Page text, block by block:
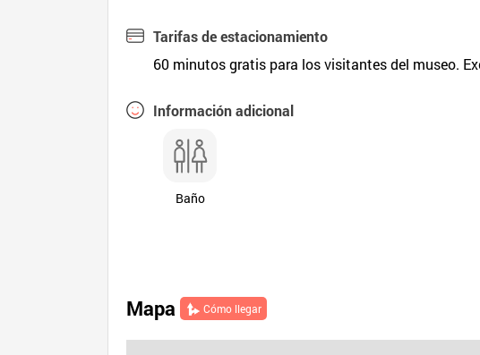
Tarifas de estacionamiento
60 minutos gratis para los visitantes del museo.
Información adicional
Baño
Mapa Cómo llegar